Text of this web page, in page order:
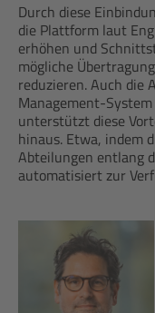
Durch diese
die Plattform laut
erhöhen und
mögliche
reduzieren. Auch die
Management-
unterstützt diese
hinaus. Etwa, indem
Abteilungen entlang
automatisiert zur